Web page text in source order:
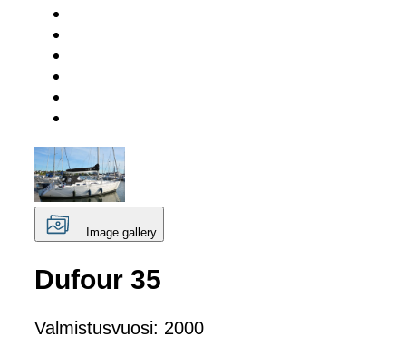
Image gallery
Dufour 35
Valmistusvuosi: 2000